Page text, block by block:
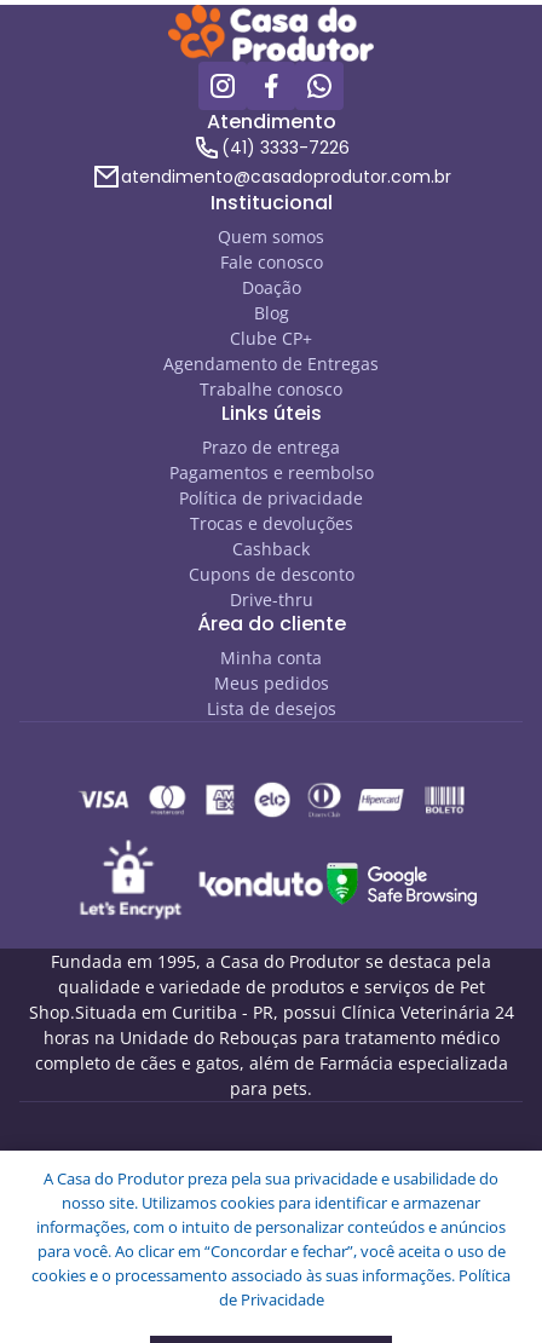
Atendimento
(41) 3333-7226
atendimento@casadoprodutor.com.br
Institucional
Quem somos
Fale conosco
Doação
Blog
Clube CP+
Agendamento de Entregas
Trabalhe conosco
Links úteis
Prazo de entrega
Pagamentos e reembolso
Política de privacidade
Trocas e devoluções
Cashback
Cupons de desconto
Drive-thru
Área do cliente
Minha conta
Meus pedidos
Lista de desejos
Fundada em 1995, a Casa do Produtor se destaca pela
qualidade e variedade de produtos e serviços de Pet
Shop.Situada em Curitiba - PR, possui Clínica Veterinária 24
horas na Unidade do Rebouças para tratamento médico
completo de cães e gatos, além de Farmácia especializada
para pets.
09.439.591/0001-72
Endereço: Rua Engenheiros Rebouças, 1826 - Rebouças -
Curitiba - PR - CEP: 80230-040.
Copyright © Melo Pet Shop Comércio de Rações LTDA -
Todos os Direitos Reservados.
A Casa do Produtor preza pela sua privacidade e usabilidade do
nosso site. Utilizamos cookies para identificar e armazenar
informações, com o intuito de personalizar conteúdos e anúncios
para você. Ao clicar em “Concordar e fechar”, você aceita o uso de
cookies e o processamento associado às suas informações. Política
de Privacidade